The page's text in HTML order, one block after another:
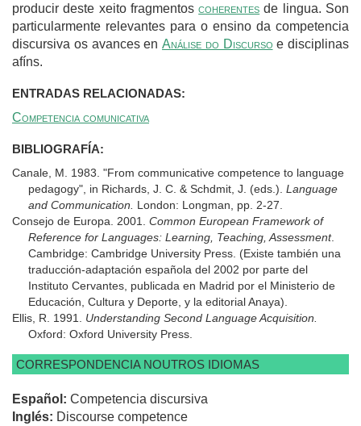
producir deste xeito fragmentoscoherentes de lingua. Son
particularmente relevantes para o ensino da competencia
discursiva os avances en Análise do Discurso e disciplinas
afíns.
ENTRADAS RELACIONADAS:
Competencia comunicativa
BIBLIOGRAFÍA:
Canale, M. 1983. "From communicative competence to language
pedagogy", in Richards, J. C. & Schdmit, J. (eds.). Language
and Communication. London: Longman , pp. 2-27.
Consejo de Europa. 2001. Common European Framework of
Reference for Languages: Learning, Teaching, Assessment.
Cambridge: Cambridge University Press. (Existe también una
traducción-adaptación española del 2002 por parte del
Instituto Cervantes, publicada en Madrid por el Ministerio de
Educación, Cultura y Deporte, y la editorial Anaya).
Ellis, R. 1991. Understanding Second Language Acquisition.
Oxford: Oxford University Press.
CORRESPONDENCIA NOUTROS IDIOMAS
Español: Competencia discursiva
Inglés: Discourse competence